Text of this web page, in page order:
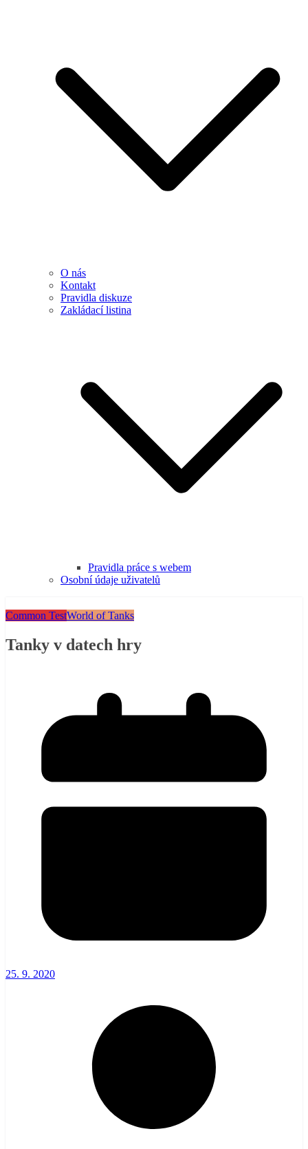
O nás
Kontakt
Pravidla diskuze
Zakládací listina
Pravidla práce s webem
Osobní údaje uživatelů
Common TestWorld of Tanks
Tanky v datech hry
25. 9. 2020